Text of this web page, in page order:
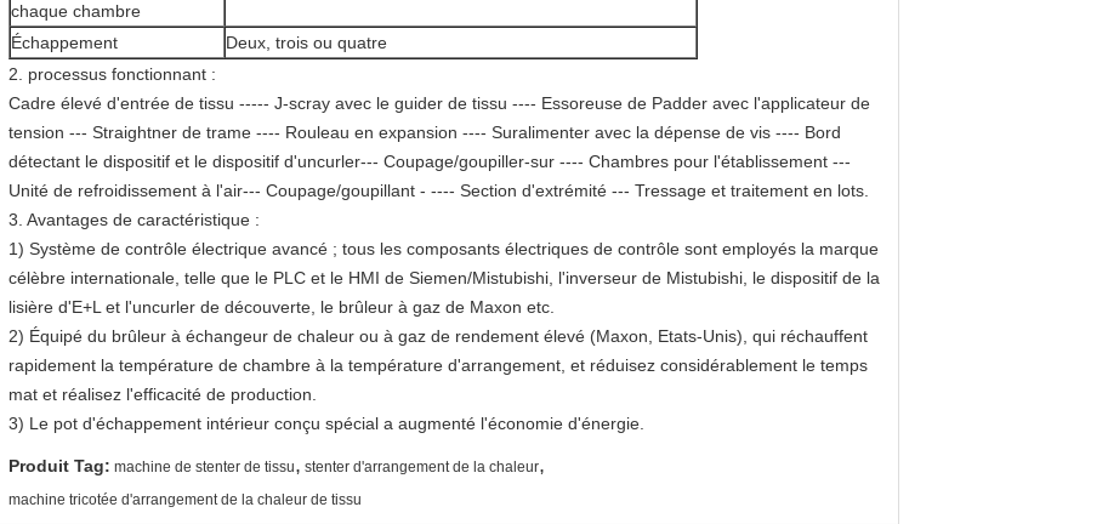
chaque chambre
Échappement
Deux, trois ou quatre
2. processus fonctionnant :
Cadre élevé d'entrée de tissu ----- J-scray avec le guider de tissu ---- Essoreuse de Padder avec l'applicateur de
tension --- Straightner de trame ---- Rouleau en expansion ---- Suralimenter avec la dépense de vis ---- Bord
détectant le dispositif et le dispositif d'uncurler--- Coupage/goupiller-sur ---- Chambres pour l'établissement ---
Unité de refroidissement à l'air--- Coupage/goupillant - ---- Section d'extrémité --- Tressage et traitement en lots.
3. Avantages de caractéristique :
1) Système de contrôle électrique avancé ; tous les composants électriques de contrôle sont employés la marque
célèbre internationale, telle que le PLC et le HMI de Siemen/Mistubishi, l'inverseur de Mistubishi, le dispositif de la
lisière d'E+L et l'uncurler de découverte, le brûleur à gaz de Maxon etc.
2) Équipé du brûleur à échangeur de chaleur ou à gaz de rendement élevé (Maxon, Etats-Unis), qui réchauffent
rapidement la température de chambre à la température d'arrangement, et réduisez considérablement le temps
mat et réalisez l'efficacité de production.
3) Le pot d'échappement intérieur conçu spécial a augmenté l'économie d'énergie.
Produit Tag: machine de stenter de tissu, stenter d'arrangement de la chaleur,
machine tricotée d'arrangement de la chaleur de tissu